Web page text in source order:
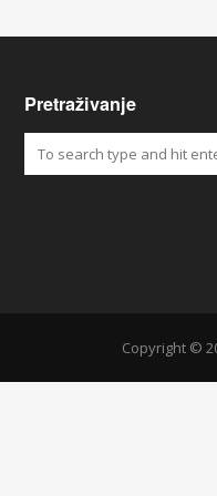
Pretraživanje
Copyright ©